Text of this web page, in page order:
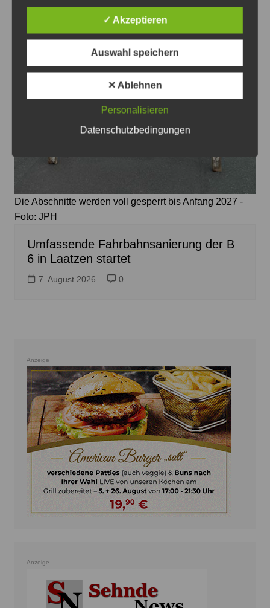
Die Abschnitte werden voll gesperrt bis Anfang 2027 -
Foto: JPH
Umfassende Fahrbahnsanierung der B
6 in Laatzen startet
7. August 2026 0
Anzeige
Anzeige
✓ Akzeptieren
Auswahl speichern
✕ Ablehnen
Personalisieren
Datenschutzbedingungen